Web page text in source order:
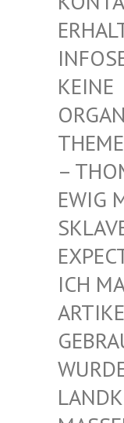
EINE O
WIG
KLAVE
CH
URDE